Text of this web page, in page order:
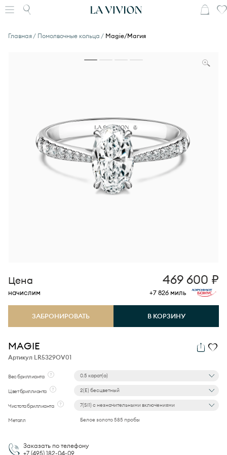
Главная Помолвочные кольца Magie/Магия
MAGIE
Артикул LR5329OV01
Вес бриллианта 0.5 карат(а)
Цвет бриллианта 2(E) бесцветный
Чистота бриллианта 7(SI1) с незначительными включениями
Металл Белое золото 585 пробы
Цена 469 600 ₽
начислим +7 826 миль
ЗАБРОНИРОВАТЬ В КОРЗИНУ
Заказать по телефону
+7 (495) 182-04-09